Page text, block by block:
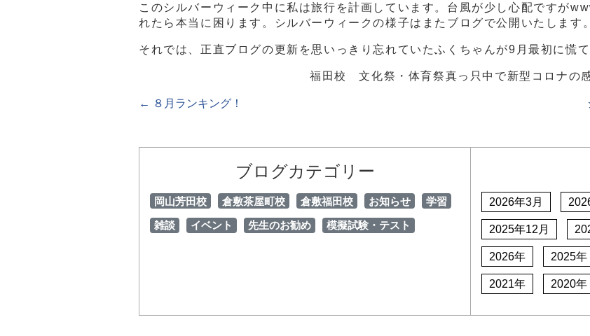
このシルバーウィーク中に私は旅行を計画しています。台風が少し心配ですが
れたら本当に困ります。シルバーウィークの様子はまたブログで公開いたします
それでは、正直ブログの更新を思いっきり忘れていたふくちゃんが9月最初に慌
福田校 文化祭・体育祭真っ只中で新型コロナの
← ８月ランキング！
ブログカテゴリー
岡山芳田校 倉敷茶屋町校 倉敷福田校 お知らせ 学習
雑談 イベント 先生のお勧め 模擬試験・テスト
2026年3月
2025年12月
2026年 2025年
2021年 2020年